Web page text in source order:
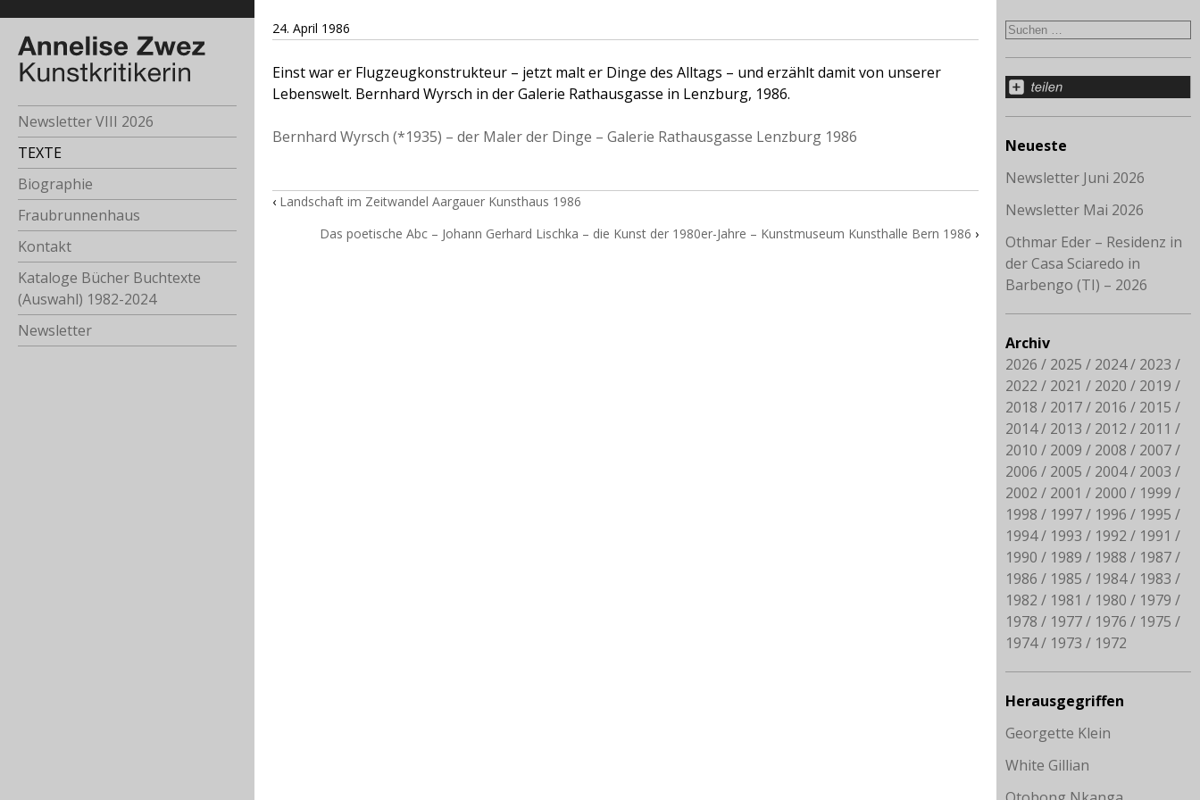
Newsletter VIII 2026
TEXTE
Biographie
Fraubrunnenhaus
Kontakt
Kataloge Bücher Buchtexte
(Auswahl) 1982-2024
Newsletter
24. April 1986
Einst war er Flugzeugkonstrukteur – jetzt malt er Dinge des Alltags – und erzählt damit von unserer
Lebenswelt. Bernhard Wyrsch in der Galerie Rathausgasse in Lenzburg, 1986.
Bernhard Wyrsch (*1935) – der Maler der Dinge – Galerie Rathausgasse Lenzburg 1986
‹ Landschaft im Zeitwandel Aargauer Kunsthaus 1986
Das poetische Abc – Johann Gerhard Lischka – die Kunst der 1980er-Jahre – Kunstmuseum Kunsthalle Bern 1986 ›
Neueste
Newsletter Juni 2026
Newsletter Mai 2026
Othmar Eder – Residenz in
der Casa Sciaredo in
Barbengo (TI) – 2026
Archiv
2026
2025 2024
2023
2022
2021 2020
2019
2018
2017 2016
2015
2014
2013 2012
2011
2010
2009 2008
2007
2006
2005 2004
2003
2002
2001 2000
1999
1998
1997 1996
1995
1994
1993 1992
1991
1990
1989 1988
1987
1986
1985 1984
1983
1982
1981 1980
1979
1978
1977 1976
1975
1974
1973 1972
Herausgegriffen
Georgette Klein
White Gillian